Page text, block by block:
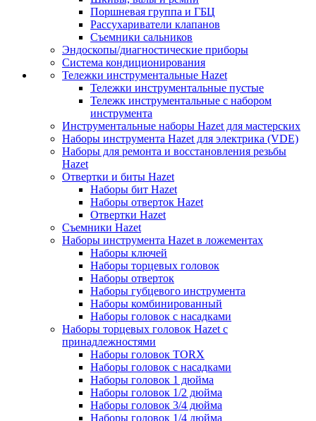
Поршневая группа и ГБЦ
Рассухариватели клапанов
Съемники сальников
Эндоскопы/диагностические приборы
Система кондиционирования
Тележки инструментальные Hazet
Тележки инструментальные пустые
Тележк инструментальные с набором
инструмента
Инструментальные наборы Hazet для мастерских
Наборы инструмента Hazet для электрика (VDE)
Наборы для ремонта и восстановления резьбы
Hazet
Отвертки и биты Hazet
Наборы бит Hazet
Наборы отверток Hazet
Отвертки Hazet
Съемники Hazet
Наборы инструмента Hazet в ложементах
Наборы ключей
Наборы торцевых головок
Наборы отверток
Наборы губцевого инструмента
Наборы комбинированный
Наборы головок с насадками
Наборы торцевых головок Hazet с
принадлежностями
Наборы головок TORX
Наборы головок с насадками
Наборы головок 1 дюйма
Наборы головок 1/2 дюйма
Наборы головок 3/4 дюйма
Наборы головок 1/4 дюйма